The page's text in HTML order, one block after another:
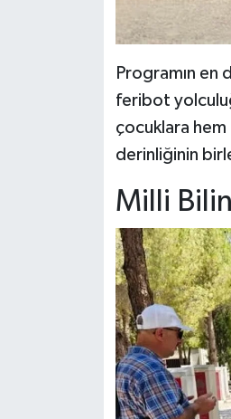
Programın en
feribot
çocuklara
derinliğinin
Milli